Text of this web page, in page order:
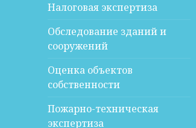
Налоговая экспертиза
Обследование зданий и
сооружений
Оценка объектов
собственности
Пожарно-техническая
экспертиза